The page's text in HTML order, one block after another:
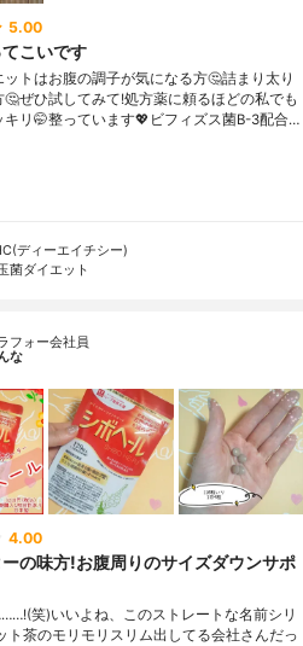
5.00
こいです
トはお腹の調子が気になる方🤔詰まり太り
ぜひ試してみて!処方薬に頼るほどの私でも
キリ🤭整っています💖ビフィズス菌B-3配合…
ディーエイチシー)
菌ダイエット
フォー会社員
な
4.00
の味方!お腹周りのサイズダウンサポ
笑)いいよね、このストレートな名前シリ
ト茶のモリモリスリム出してる会社さんだっ